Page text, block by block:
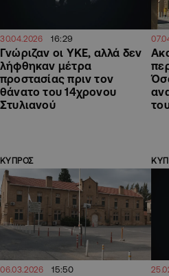
30.04.2026 16:29
Γνώριζαν οι ΥΚΕ, αλλά δεν
λήφθηκαν μέτρα
προστασίας πριν τον
θάνατο του 14χρονου
Στυλιανού
ΚΥΠΡΟΣ
06.03.2026 15:50